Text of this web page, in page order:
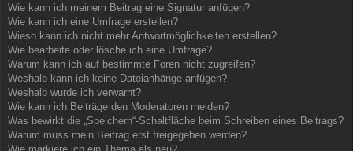
Wie kann ich meinem Beitrag eine Signatur anfügen?
Wie kann ich eine Umfrage erstellen?
Wieso kann ich nicht mehr Antwortmöglichkeiten erstellen?
Wie bearbeite oder lösche ich eine Umfrage?
Warum kann ich auf bestimmte Foren nicht zugreifen?
Weshalb kann ich keine Dateianhänge anfügen?
Weshalb wurde ich verwarnt?
Wie kann ich Beiträge den Moderatoren melden?
Was bewirkt die „Speichern“-Schaltfläche beim Schreiben eines Beitrags?
Warum muss mein Beitrag erst freigegeben werden?